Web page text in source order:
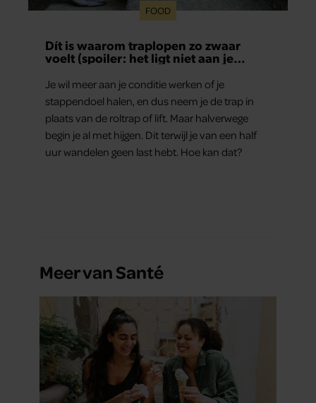
FOOD
Dít is waarom traplopen zo zwaar
voelt (spoiler: het ligt niet aan je
Je wil meer aan je conditie werken of je
stappendoel halen, en dus neem je de trap in
plaats van de roltrap of lift. Maar halverwege
begin je al met hijgen. Dit terwijl je van een half
uur wandelen geen last hebt. Hoe kan dat?
Meer van Santé